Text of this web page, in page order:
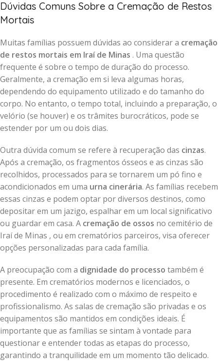
Dúvidas Comuns Sobre a Cremação de Restos
Mortais
Muitas famílias possuem dúvidas ao considerar a cremação
de restos mortais em Iraí de Minas . Uma questão
frequente é sobre o tempo de duração do processo.
Geralmente, a cremação em si leva algumas horas,
dependendo do equipamento utilizado e do tamanho do
corpo. No entanto, o tempo total, incluindo a preparação, o
velório (se houver) e os trâmites burocráticos, pode se
estender por um ou dois dias.
Outra dúvida comum se refere à recuperação das cinzas.
Após a cremação, os fragmentos ósseos e as cinzas são
recolhidos, processados para se tornarem um pó fino e
acondicionados em uma urna cinerária. As famílias recebem
essas cinzas e podem optar por diversos destinos, como
depositar em um jazigo, espalhar em um local significativo
ou guardar em casa. A cremação de ossos no cemitério de
Iraí de Minas , ou em crematórios parceiros, visa oferecer
opções personalizadas para cada família.
A preocupação com a dignidade do processo também é
presente. Em crematórios modernos e licenciados, o
procedimento é realizado com o máximo de respeito e
profissionalismo. As salas de cremação são privadas e os
equipamentos são mantidos em condições ideais. É
importante que as famílias se sintam à vontade para
questionar e entender todas as etapas do processo,
garantindo a tranquilidade em um momento tão delicado.